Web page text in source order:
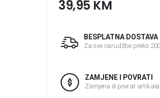
39,95 KM
BESPLATNA DOSTAVA
Za sve narudžbe preko
ZAMJENE I POVRATI
Zamjena ili povrat